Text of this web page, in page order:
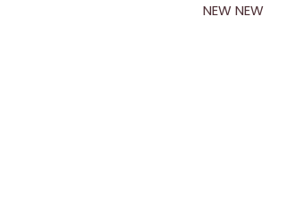
NEW NEW